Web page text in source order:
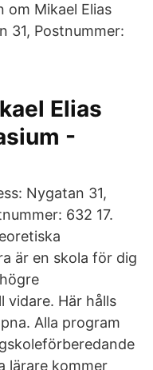
om Mikael Elias
31, Postnummer:
Elias
-
Nygatan 31,
632 17.
är en skola för dig
vidare. Här hålls
Alla program
lärare kommer